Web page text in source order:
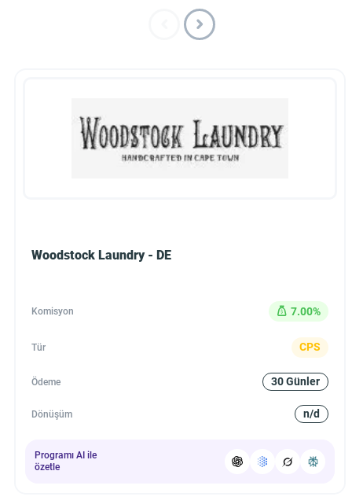
Woodstock Laundry - DE
Komisyon 7.00%
Tür CPS
Ödeme 30 Günler
Dönüşüm n/d
Programı AI ile
özetle